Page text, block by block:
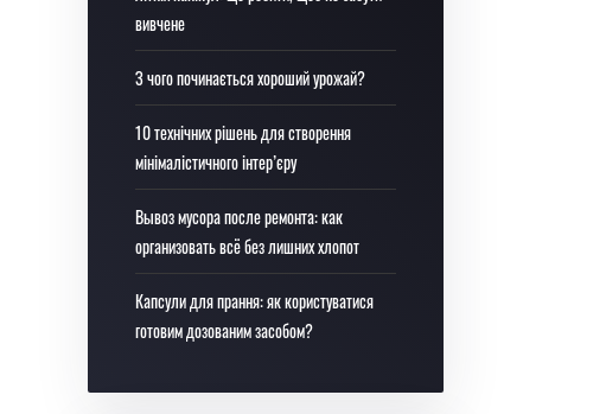
вивчене
З чого починається хороший урожай?
10 технічних рішень для створення
мінімалістичного інтер’єру
Вывоз мусора после ремонта: как
организовать всё без лишних хлопот
Капсули для прання: як користуватися
готовим дозованим засобом?